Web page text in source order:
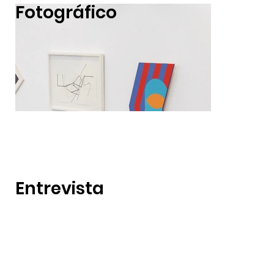
Entrevista
Fotográfico